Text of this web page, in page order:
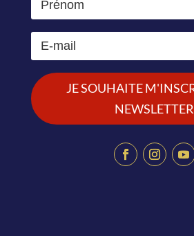
JE SOUHAITE
NEWSLETTER